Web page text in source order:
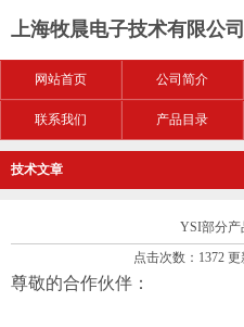
上海牧晨电子技术有限公司
网站首页 公司简介
联系我们 产品目录
技术文章
YSI部分产
点击次数：1372
尊敬的合作伙伴：